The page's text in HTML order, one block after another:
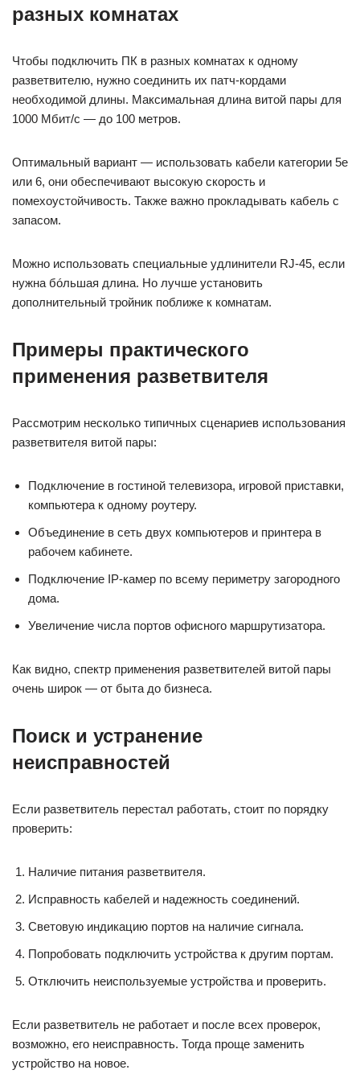
разных комнатах
Чтобы подключить ПК в разных комнатах к одному
разветвителю, нужно соединить их патч-кордами
необходимой длины. Максимальная длина витой пары для
1000 Мбит/с — до 100 метров.
Оптимальный вариант — использовать кабели категории 5е
или 6, они обеспечивают высокую скорость и
помехоустойчивость. Также важно прокладывать кабель с
запасом.
Можно использовать специальные удлинители RJ-45, если
нужна бóльшая длина. Но лучше установить
дополнительный тройник поближе к комнатам.
Примеры практического
применения разветвителя
Рассмотрим несколько типичных сценариев использования
разветвителя витой пары:
Подключение в гостиной телевизора, игровой приставки,
компьютера к одному роутеру.
Объединение в сеть двух компьютеров и принтера в
рабочем кабинете.
Подключение IP-камер по всему периметру загородного
дома.
Увеличение числа портов офисного маршрутизатора.
Как видно, спектр применения разветвителей витой пары
очень широк — от быта до бизнеса.
Поиск и устранение
неисправностей
Если разветвитель перестал работать, стоит по порядку
проверить:
Наличие питания разветвителя.
Исправность кабелей и надежность соединений.
Световую индикацию портов на наличие сигнала.
Попробовать подключить устройства к другим портам.
Отключить неиспользуемые устройства и проверить.
Если разветвитель не работает и после всех проверок,
возможно, его неисправность. Тогда проще заменить
устройство на новое.